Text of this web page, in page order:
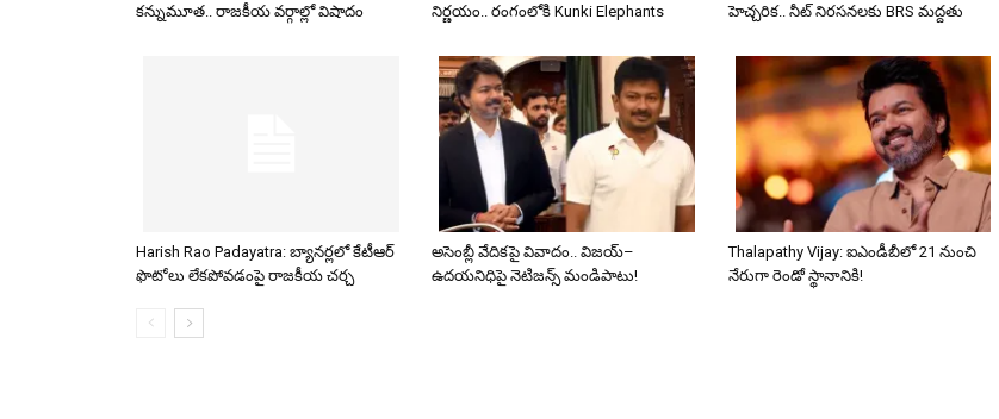
కన్నుమూత.. రాజకీయ వర్గాల్లో విషాదం
నిర్ణయం.. రంగంలోకి Kunki Elephants
హెచ్చరిక.. నీట్ నిరసనలకు BRS మద్దతు
Harish Rao Padayatra: బ్యానర్లలో కేటీఆర్
ఫొటోలు లేకపోవడంపై రాజకీయ చర్చ
అసెంబ్లీ వేదికపై వివాదం.. విజయ్–
ఉదయనిధిపై నెటిజన్స్ మండిపాటు!
Thalapathy Vijay: ఐఎండీబీలో 21 నుంచి
నేరుగా రెండో స్థానానికి!